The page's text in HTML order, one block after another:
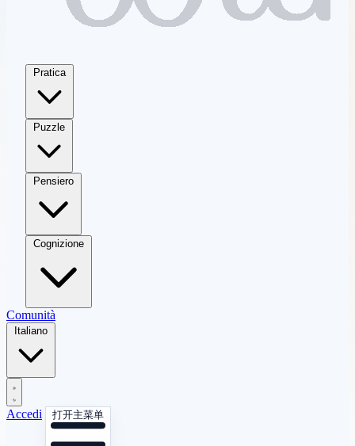
Pratica
Puzzle
Pensiero
Cognizione
Comunità
Italiano
Accedi 打开主菜单